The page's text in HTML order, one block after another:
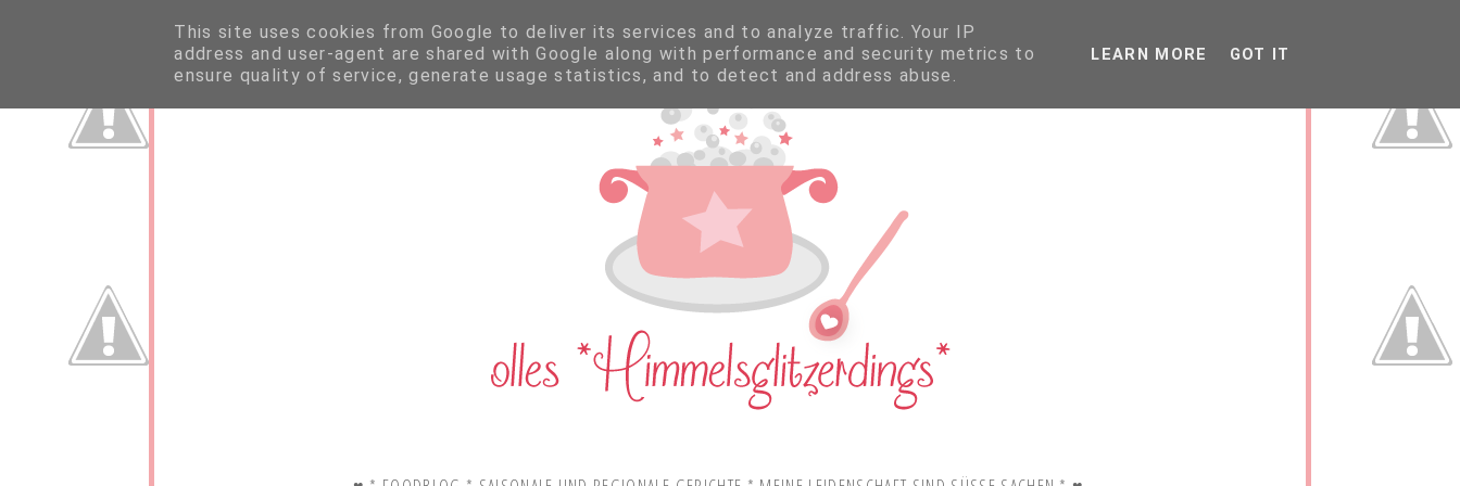
This site uses cookies from Google to deliver its services and to analyze traffic. Your IP
address and user-agent are shared with Google along with performance and security metrics to
ensure quality of service, generate usage statistics, and to detect and address abuse.
LEARN MORE GOT IT